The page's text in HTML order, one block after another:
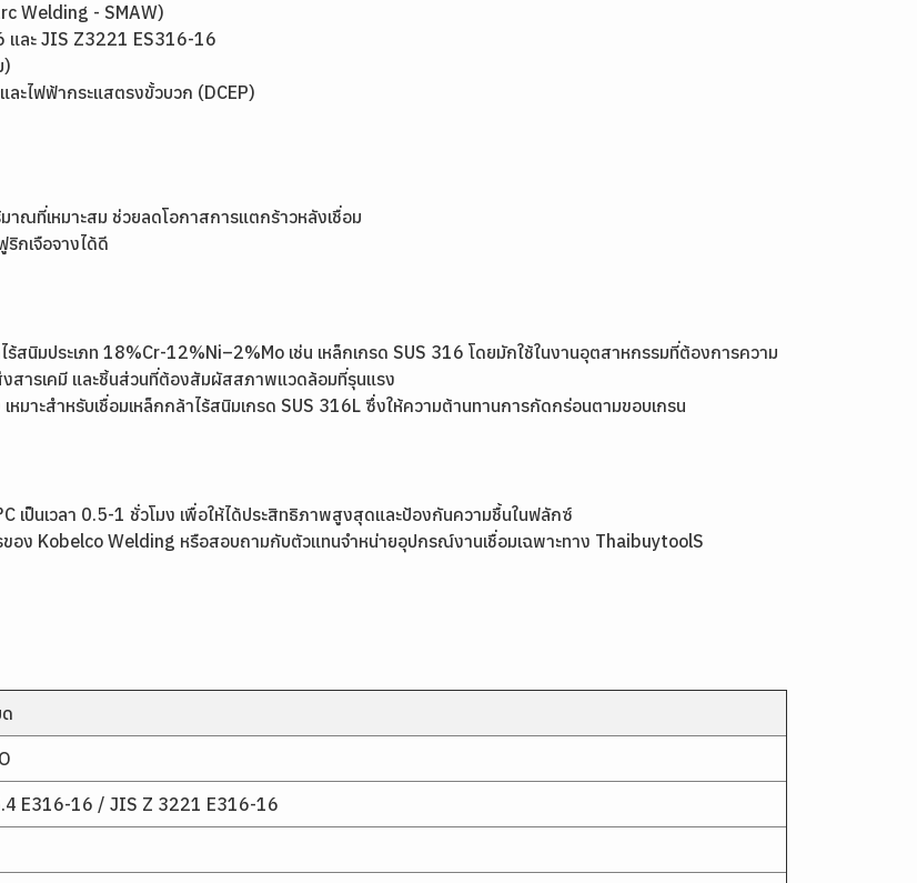
Welding - SMAW)
และ JIS Z3221 ES316-16
)
ะไฟฟ้ากระแสตรงขั้วบวก (DCEP)
าณที่เหมาะสม ช่วยลดโอกาสการแตกร้าวหลังเชื่อม
กเจือจางได้ดี
ร้สนิมประเภท 18%Cr-12%Ni–2%Mo เช่น เหล็กเกรด SUS 316 โดยมักใช้ในงานอุตสาหกรรมที่ต้องการความ
สารเคมี และชิ้นส่วนที่ต้องสัมผัสสภาพแวดล้อมที่รุนแรง
มาะสำหรับเชื่อมเหล็กกล้าไร้สนิมเกรด SUS 316L ซึ่งให้ความต้านทานการกัดกร่อนตามขอบเกรน
ป็นเวลา 0.5-1 ชั่วโมง เพื่อให้ได้ประสิทธิภาพสูงสุดและป้องกันความชื้นในฟลักซ์
ของ Kobelco Welding หรือสอบถามกับตัวแทนจำหน่ายอุปกรณ์งานเชื่อมเฉพาะทาง ThaibuytoolS
E316-16 / JIS Z 3221 E316-16